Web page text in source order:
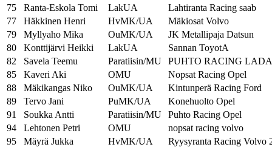
75
Ranta-Eskola Tomi LakUA
Lahtiranta Racing saab
77
Häkkinen Henri HvMK/UA
Mäkiosat Volvo
79
Myllyaho Mika OuMK/UA
JK Metallipaja Datsun
80
Konttijärvi Heikki LakUA
Sannan ToyotA
82
Savela Teemu Paratiisin/MU
PUHTO RACING LADA
85
Kaveri Aki OMU
Nopsat Racing Opel
88
Mäkikangas Niko OuMK/UA
Kintunperä Racing Ford
89
Tervo Jani PuMK/UA
Konehuolto Opel
91
Soukka Antti Paratiisin/MU
Puhto Racing Opel
94
Lehtonen Petri OMU
nopsat racing volvo
95
Mäyrä Jukka HvMK/UA
Ryysyranta Racing Volvo